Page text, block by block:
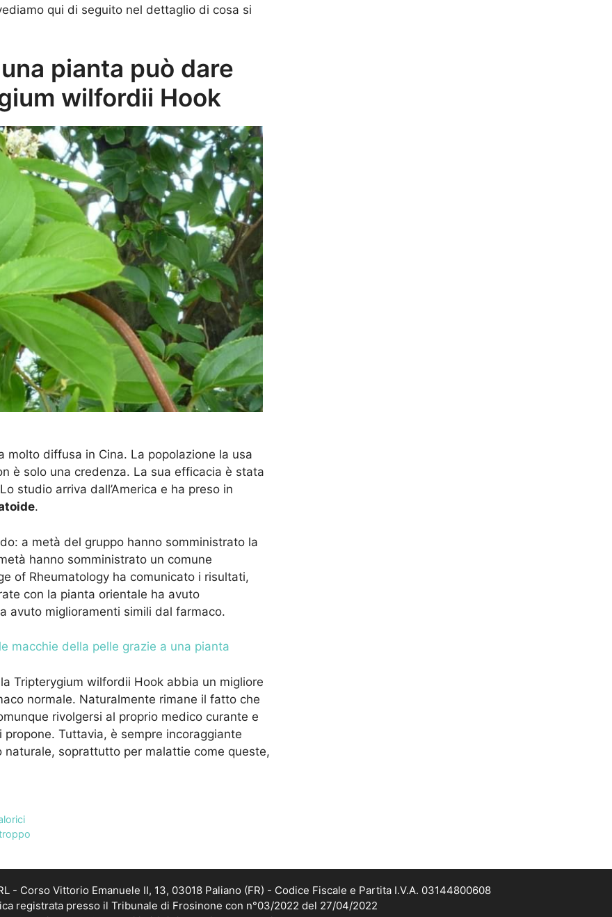
qui di seguito nel dettaglio di cosa si
pianta può dare
wilfordii Hook
molto diffusa in Cina. La popolazione la usa
è solo una credenza. La sua efficacia è stata
studio arriva dall’America e ha preso in
.
a metà del gruppo hanno somministrato la
hanno somministrato un comune
of Rheumatology ha comunicato i risultati,
con la pianta orientale ha avuto
avuto miglioramenti simili dal farmaco.
macchie della pelle grazie a una pianta
Tripterygium wilfordii Hook abbia un migliore
normale. Naturalmente rimane il fatto che
rivolgersi al proprio medico curante e
Tuttavia, è sempre incoraggiante
soprattutto per malattie come queste,
- Corso Vittorio Emanuele II, 13, 03018 Paliano (FR) - Codice Fiscale e Partita I.V.A. 03144800608
registrata presso il Tribunale di Frosinone con n°03/2022 del 27/04/2022